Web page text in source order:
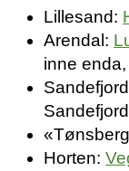
Lillesand:
Arendal:
inne
Horten: